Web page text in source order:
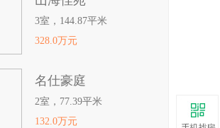
3室，144.87平米
328.0万元
名仕豪庭
2室，77.39平米
132.0万元